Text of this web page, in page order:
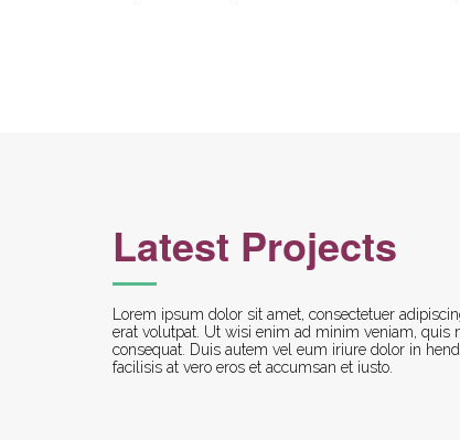
Latest Projects
Lorem ipsum dolor sit amet, consectetuer
erat volutpat. Ut wisi enim ad minim veniam, quis
consequat. Duis autem vel eum iriure dolor in
facilisis at vero eros et accumsan et iusto.